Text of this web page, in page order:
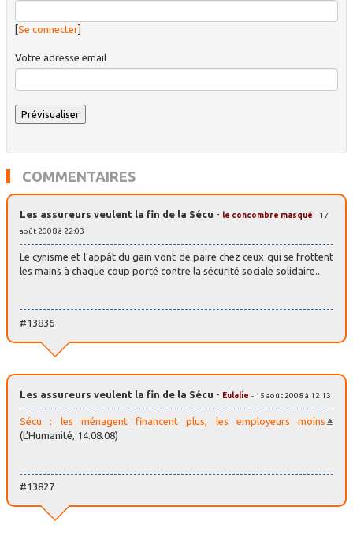
Se connecter]
Votre adresse email
COMMENTAIRES
Les assureurs veulent la fin de la Sécu - le concombre masqué - 17
août 2008 à 22:03
Le cynisme et l’appât du gain vont de paire chez ceux qui se frottent
les mains à chaque coup porté contre la sécurité sociale solidaire...
#13836
Les assureurs veulent la fin de la Sécu - Eulalie - 15 août 2008 à 12:13
Sécu : les ménagent financent plus, les employeurs moins
(L’Humanité, 14.08.08)
#13827